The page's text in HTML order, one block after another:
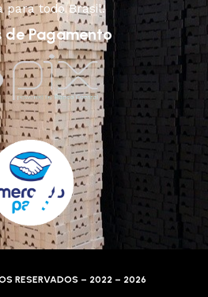
para todo Brasil!
de Pagamento
RESERVADOS – 2022 – 2026